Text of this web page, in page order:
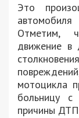
Это
Отметим,
движение в
мотоцикла
больницу с
причины ДТП